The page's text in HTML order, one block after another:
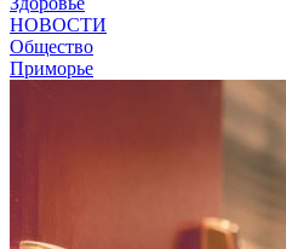
НОВОСТИ
Общество
Приморье